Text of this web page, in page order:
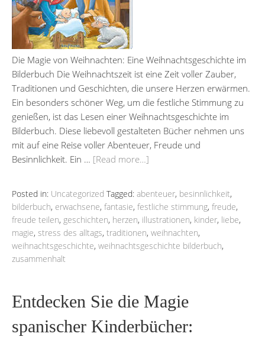
Die Magie von Weihnachten: Eine Weihnachtsgeschichte im
Bilderbuch Die Weihnachtszeit ist eine Zeit voller Zauber,
Traditionen und Geschichten, die unsere Herzen erwärmen.
Ein besonders schöner Weg, um die festliche Stimmung zu
genießen, ist das Lesen einer Weihnachtsgeschichte im
Bilderbuch. Diese liebevoll gestalteten Bücher nehmen uns
mit auf eine Reise voller Abenteuer, Freude und
Besinnlichkeit. Ein … [Read more…]
Posted in: Uncategorized Tagged: abenteuer, besinnlichkeit,
bilderbuch, erwachsene, fantasie, festliche stimmung, freude,
freude teilen, geschichten, herzen, illustrationen, kinder, liebe,
magie, stress des alltags, traditionen, weihnachten,
weihnachtsgeschichte, weihnachtsgeschichte bilderbuch,
zusammenhalt
Entdecken Sie die Magie
spanischer Kinderbücher: